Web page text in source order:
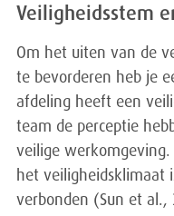
Veiligheidsstem
Om het uiten van de
te bevorderen heb je
afdeling heeft een
team de perceptie
veilige
het veiligheidsklimaat
verbonden (Sun et